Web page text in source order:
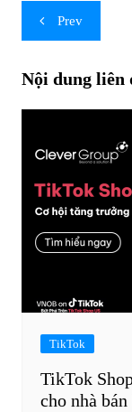
Post
navigation
Prev
Nội dung liên
TikTok
TikTok
cho nhà bán